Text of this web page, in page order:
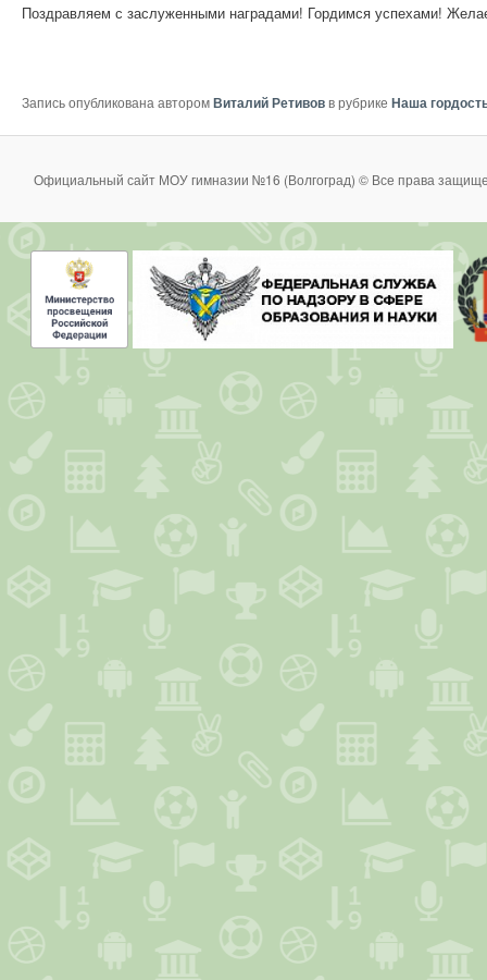
Поздравляем с заслуженными наградами! Гордимся успехами!
Запись опубликована авторомВиталий Ретивовв рубрике Наша
Официальный сайт МОУ гимназии №16 (Волгоград) © Все права